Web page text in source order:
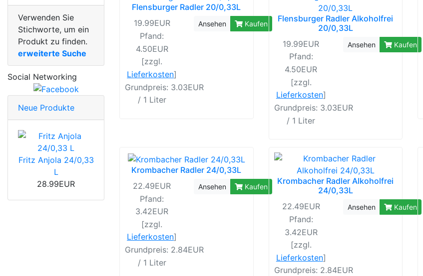
Flensburger Radler 20/0,33L
19.99EUR
Pfand:
4.50EUR
[zzgl.
Lieferkosten]
Grundpreis: 3.03EUR
/ 1 Liter
Ansehen Kaufen
Flensburger Radler Alkoholfrei
20/0,33L
19.99EUR
Pfand:
4.50EUR
[zzgl.
Lieferkosten]
Grundpreis: 3.03EUR
/ 1 Liter
Ansehen Kaufen
Krombacher Radler 24/0,33L
22.49EUR
Pfand:
3.42EUR
[zzgl.
Lieferkosten]
Grundpreis: 2.84EUR
/ 1 Liter
Ansehen Kaufen
Krombacher Radler Alkoholfrei
24/0,33L
22.49EUR
Pfand:
3.42EUR
[zzgl.
Lieferkosten]
Grundpreis: 2.84EUR
Ansehen Kaufen
Verwenden Sie
Stichworte, um ein
Produkt zu finden.
erweiterte Suche
Social Networking
Neue Produkte
Fritz Anjola 24/0,33
L
28.99EUR